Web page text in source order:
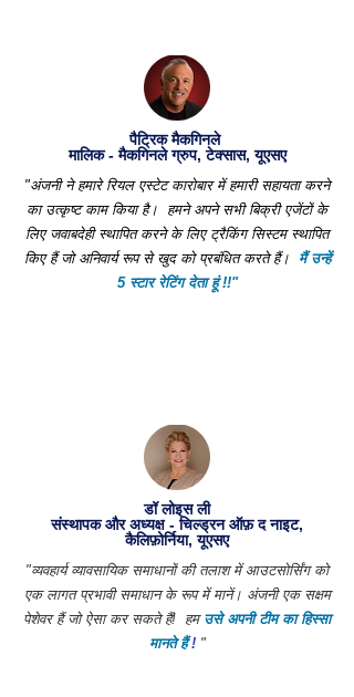
पैट्रिक मैकगिनले
मालिक - मैकगिनले ग्रुप, टेक्सास, यूएसए
"अंजनी ने हमारे रियल एस्टेट कारोबार में हमारी सहायता करने
का उत्कृष्ट काम किया है।
हमने अपने सभी बिक्री एजेंटों के
लिए जवाबदेही स्थापित करने के लिए ट्रैकिंग सिस्टम स्थापित
किए हैं जो अनिवार्य रूप से खुद को प्रबंधित करते हैं।
मैं उन्हें
5 स्टार रेटिंग देता हूं !!"
डॉ लोइस ली
संस्थापक और अध्यक्ष - चिल्ड्रन ऑफ़ द नाइट,
कैलिफ़ोर्निया, यूएसए
"व्यवहार्य व्यावसायिक समाधानों की तलाश में आउटसोर्सिंग को
एक लागत प्रभावी समाधान के रूप में मानें। अंजनी एक सक्षम
पेशेवर हैं जो ऐसा कर सकते हैं! हम उसे अपनी टीम का हिस्सा
मानते हैं ! "